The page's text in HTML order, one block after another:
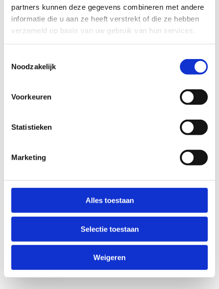
partners kunnen deze gegevens combineren met andere
informatie die u aan ze heeft verstrekt of die ze hebben
verzameld op basis van uw gebruik van hun services.
Noodzakelijk
Voorkeuren
Statistieken
Marketing
Alles toestaan
Selectie toestaan
Weigeren
KIES EEN DOMEIN
Jouw vraag
Anti-Robot Verification
Click to start verification
Verzend